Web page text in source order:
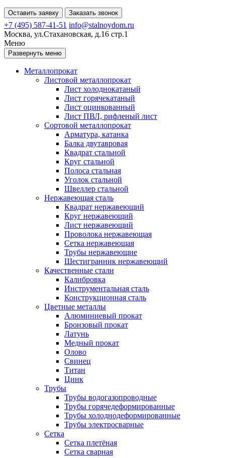
Оставить заявку Заказать звонок
+7 (495) 587-41-51 info@stalnoydom.ru
Москва, ул.Стахановская, д.16 стр.1
Меню
Развернуть меню
Металлопрокат
Листовой металлопрокат
Лист холоднокатаный
Лист горячекатаный
Лист оцинкованный
Лист ПВЛ, рифленый лист
Сортовой металлопрокат
Арматура, катанка
Балка двутавровая
Квадрат стальной
Круг стальной
Полоса стальная
Уголок стальной
Швеллер стальной
Нержавеющая сталь
Квадрат нержавеющий
Круг нержавеющий
Лист нержавеющий
Проволока нержавеющая
Сетка нержавеющая
Трубы нержавеющие
Шестигранник нержавеющий
Качественные стали
Калибровка
Инструментальная сталь
Конструкционная сталь
Цветные металлы
Алюминиевый прокат
Бронзовый прокат
Латунь
Медный прокат
Олово
Свинец
Титан
Цинк
Трубы
Трубы водогазопроводные
Трубы горячедеформированные
Трубы холоднодеформированные
Трубы электросварные
Сетка
Сетка плетёная
Сетка сварная